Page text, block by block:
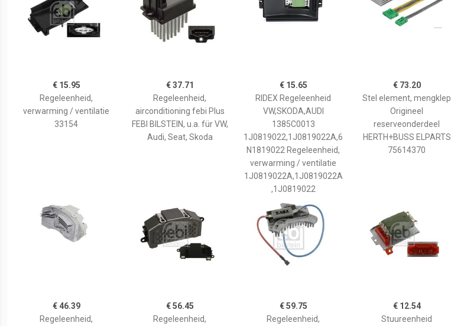
€ 15.95
Regeleenheid,
verwarming / ventilatie
33154
€ 37.71
Regeleenheid,
airconditioning febi Plus
FEBI BILSTEIN, u.a. für VW,
Audi, Seat, Skoda
€ 15.65
RIDEX Regeleenheid
VW,SKODA,AUDI
1385C0013
1J0819022,1J0819022A,6
N1819022 Regeleenheid,
verwarming / ventilatie
1J0819022A,1J0819022A
,1J0819022
€ 73.20
Stel element, mengklep
Origineel
reserveonderdeel
HERTH+BUSS ELPARTS
75614370
€ 46.39
Regeleenheid,
€ 56.45
Regeleenheid,
€ 59.75
Regeleenheid,
€ 12.54
Stuureenheid